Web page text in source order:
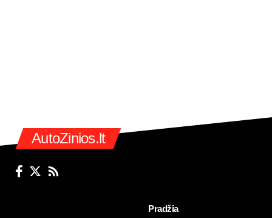
AutoZinios.lt
Pradžia